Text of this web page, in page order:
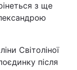
з ще
Світоліної
після